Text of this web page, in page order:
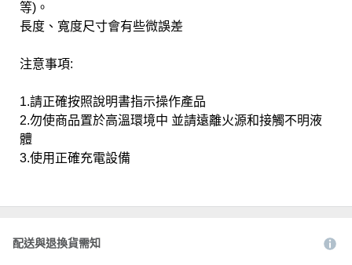
等)。
長度、寬度尺寸會有些微誤差
注意事項:
1.請正確按照說明書指示操作產品
2.勿使商品置於高溫環境中 並請遠離火源和接觸不明液
體
3.使用正確充電設備
配送與退換貨需知